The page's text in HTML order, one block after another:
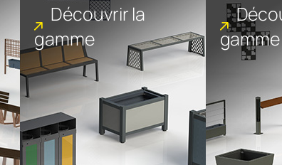
Découvrir la
gamme
gamme